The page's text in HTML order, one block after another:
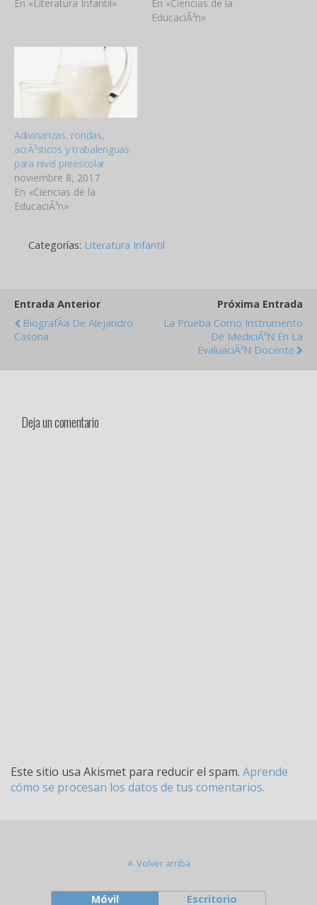
En «Literatura Infantil»
En «Ciencias de la
EducaciÃ³n»
Adivinanzas, rondas,
acrÃ³sticos y trabalenguas
para nivel preescolar
noviembre 8, 2017
En «Ciencias de la
EducaciÃ³n»
Categorías: Literatura Infantil
Entrada Anterior
BiografÃ­a De Alejandro
Casona
Próxima Entrada
La Prueba Como Instrumento
De MediciÃ³n En La
EvaluaciÃ³n Docente
Deja un comentario
Este sitio usa Akismet para reducir el spam. Aprende
cómo se procesan los datos de tus comentarios.
Volver arriba
Móvil Escritorio